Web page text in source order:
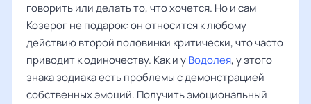
говорить или делать то, что хочется. Но и сам
Козерог не подарок: он относится к любому
действию второй половинки критически, что часто
приводит к одиночеству. Как и уВодолея, у этого
знака зодиака есть проблемы с демонстрацией
собственных эмоций. Получить эмоциональный